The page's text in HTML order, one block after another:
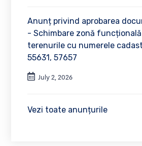
Anunț privind aprobarea
- Schimbare zonă
terenurile cu numerele
55631, 57657
July 2, 2026
Vezi toate anunțurile